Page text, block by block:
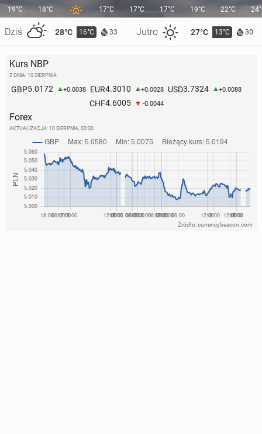
19°C
Dziś 28°C 16°C 33 Jutro 27°C 13°C 30
18°C 17°C 17°C 17°C 19°C 22°C
Kurs NBP
Z DNIA: 10 SIERPNIA
GBP5.0172 +0.0038 EUR4.3010 +0.0028 USD3.7324 +0.0088
CHF4.6005 -0.0044
Forex
AKTUALIZACJA: 10 SIERPNIA, 03:30
Źródło: currencybeacon.com